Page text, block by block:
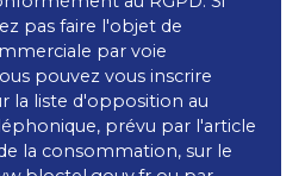
pas faire l'objet de
par voie
pouvez vous inscrire
la liste d'opposition au
prévu par l'article
la consommation, sur le